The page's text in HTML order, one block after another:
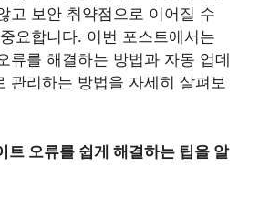
고 보안 취약점으로 이어질 수
요합니다. 이번 포스트에서는
류를 해결하는 방법과 자동 업데
관리하는 방법을 자세히 살펴보
트 오류를 쉽게 해결하는 팁을 알